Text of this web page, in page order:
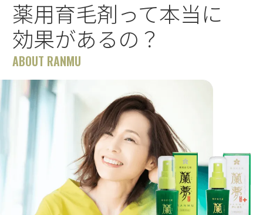
薬用育毛剤って本当に
効果があるの？
ABOUT RANMU